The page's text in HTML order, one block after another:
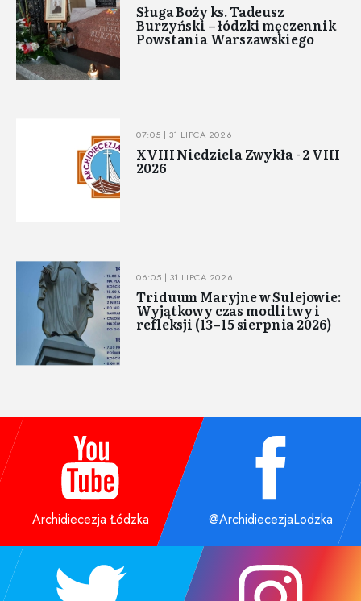
Sługa Boży ks. Tadeusz
Burzyński – łódzki męczennik
Powstania Warszawskiego
07:05 | 31 LIPCA 2026
XVIII Niedziela Zwykła - 2 VIII
2026
06:05 | 31 LIPCA 2026
Triduum Maryjne w Sulejowie:
Wyjątkowy czas modlitwy i
refleksji (13–15 sierpnia 2026)
Archidiecezja Łódzka @ArchidiecezjaLodzka